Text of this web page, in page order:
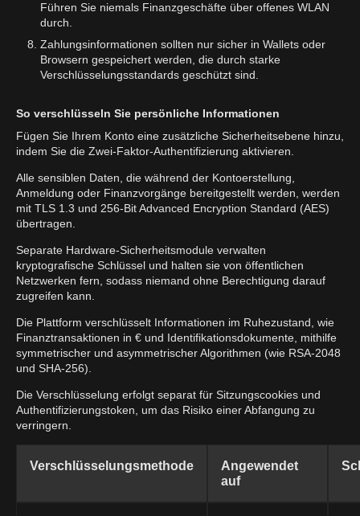
Führen Sie niemals Finanzgeschäfte über offenes WLAN
durch.
Zahlungsinformationen sollten nur sicher in Wallets oder
Browsern gespeichert werden, die durch starke
Verschlüsselungsstandards geschützt sind.
So verschlüsseln Sie persönliche Informationen
Fügen Sie Ihrem Konto eine zusätzliche Sicherheitsebene hinzu,
indem Sie die Zwei-Faktor-Authentifizierung aktivieren.
Alle sensiblen Daten, die während der Kontoerstellung,
Anmeldung oder Finanzvorgänge bereitgestellt werden, werden
mit TLS 1.3 und 256-Bit Advanced Encryption Standard (AES)
übertragen.
Separate Hardware-Sicherheitsmodule verwalten
kryptografische Schlüssel und halten sie von öffentlichen
Netzwerken fern, sodass niemand ohne Berechtigung darauf
zugreifen kann.
Die Plattform verschlüsselt Informationen im Ruhezustand, wie
Finanztransaktionen in € und Identifikationsdokumente, mithilfe
symmetrischer und asymmetrischer Algorithmen (wie RSA-2048
und SHA-256).
Die Verschlüsselung erfolgt separat für Sitzungscookies und
Authentifizierungstoken, um das Risiko einer Abfangung zu
verringern.
Verschlüsselungsmethode
Angewendet
auf